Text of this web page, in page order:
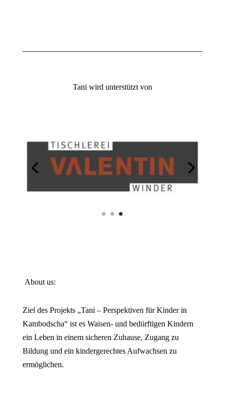
Tani wird unterstützt von
About us:
Ziel des Projekts „Tani – Perspektiven für Kinder in
Kambodscha“ ist es Waisen- und bedürftigen Kindern
ein Leben in einem sicheren Zuhause, Zugang zu
Bildung und ein kindergerechtes Aufwachsen zu
ermöglichen.